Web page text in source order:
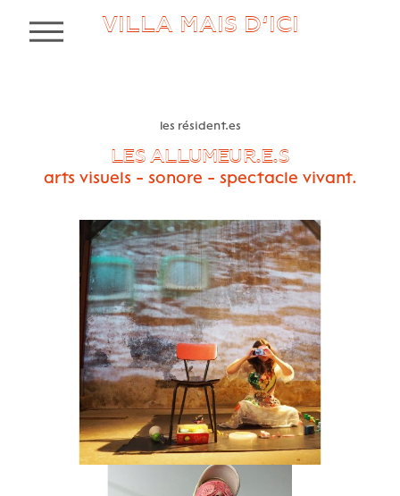
VILLA MAIS D’ICI
MENU
les résident.es
LES ALLUMEUR.E.S
arts visuels - sonore - spectacle vivant.